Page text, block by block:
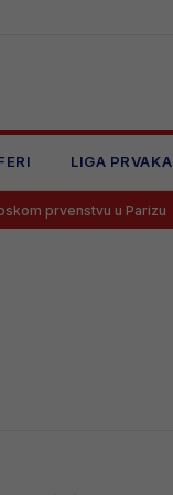
LIGA PRVAKA
prvenstvu u Parizu